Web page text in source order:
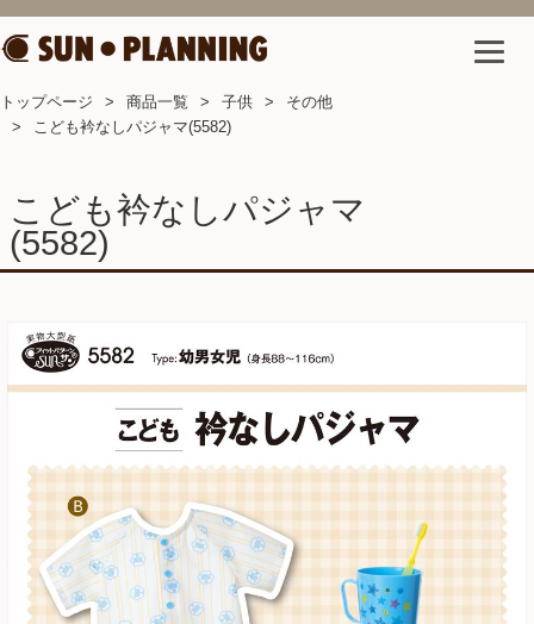
トップページ 商品一覧 子供
その他
こども衿なしパジャマ(5582)
こども衿なしパジャマ
(5582)